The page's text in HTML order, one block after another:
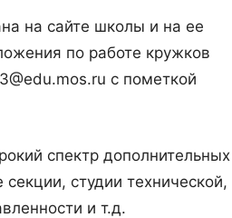
на сайте школы и на ее
по работе кружков
с пометкой
спектр дополнительных
секции, студии технической,
и т.д.